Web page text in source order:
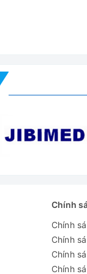
Chính
Chính
Chính
Chính
Chính